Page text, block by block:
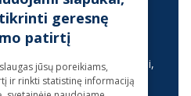
nuotoliniu būdu (gyvai,
geresnę
patirtį
jūsų poreikiams,
ir rinkti statistinę informaciją